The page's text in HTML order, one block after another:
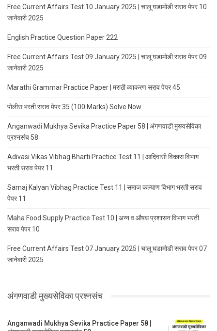
Free Current Affairs Test 10 January 2025 | चालू घडामोडी सराव पेपर 10
जानेवारी 2025
English Practice Question Paper 222
Free Current Affairs Test 09 January 2025 | चालू घडामोडी सराव पेपर 09
जानेवारी 2025
Marathi Grammar Practice Paper | मराठी व्याकरण सराव पेपर 45
पोलीस भरती सराव पेपर 35 (100 Marks) Solve Now
Anganwadi Mukhya Sevika Practice Paper 58 | अंगणवाडी मुख्यसेविका
प्रश्नसंच 58
Adivasi Vikas Vibhag Bharti Practice Test 11 | आदिवासी विकास विभाग
भरती सराव पेपर 11
Samaj Kalyan Vibhag Practice Test 11 | समाज कल्याण विभाग भरती सराव
पेपर 11
Maha Food Supply Practice Test 10 | अन्न व औषध प्रशासन विभाग भरती
सराव पेपर 10
Free Current Affairs Test 07 January 2025 | चालू घडामोडी सराव पेपर 07
जानेवारी 2025
अंगणवाडी मुख्यसेविका प्रश्नसंच
Anganwadi Mukhya Sevika Practice Paper 58 |